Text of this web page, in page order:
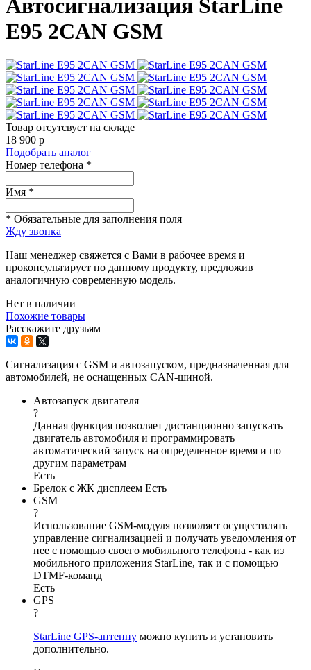
Автосигнализация StarLine
E95 2CAN GSM
Товар отсутсвует на складе
18 900 p
Подобрать аналог
Номер телефона *
Имя *
* Обязательные для заполнения поля
Жду звонка
Наш менеджер свяжется с Вами в рабочее время и
проконсультирует по данному продукту, предложив
аналогичную современную модель.
Нет в наличии
Похожие товары
Расскажите друзьям
Сигнализация с GSM и автозапуском, предназначенная для
автомобилей, не оснащенных CAN-шиной.
Автозапуск двигателя
?
Данная функция позволяет дистанционно запускать
двигатель автомобиля и программировать
автоматический запуск на определенное время и по
другим параметрам
Есть
Брелок с ЖК дисплеем Есть
GSM
?
Использование GSM-модуля позволяет осуществлять
управление сигнализацией и получать уведомления от
нее с помощью своего мобильного телефона - как из
мобильного приложения StarLine, так и с помощью
DTMF-команд
Есть
GPS
?
StarLine GPS-антенну можно купить и установить
дополнительно.